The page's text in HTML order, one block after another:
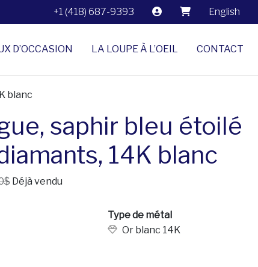
+1 (418) 687-9393 English
D’OCCASION LA LOUPE À L’OEIL CONTACT
blanc
saphir bleu étoilé
14K blanc
Déjà vendu
Type de métal
Or blanc 14K